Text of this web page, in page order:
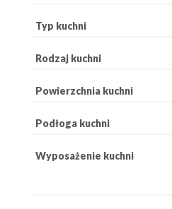
Typ kuchni
Rodzaj kuchni
Powierzchnia kuchni
Podłoga kuchni
Wyposażenie kuchni